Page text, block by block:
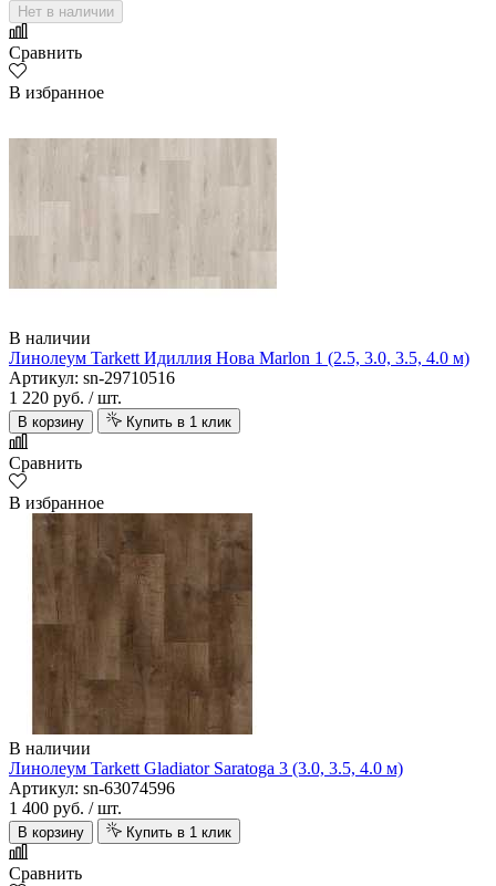
Нет в наличии
Сравнить
В избранное
В наличии
Линолеум Tarkett Идиллия Нова Marlon 1 (2.5, 3.0, 3.5, 4.0 м)
Артикул: sn-29710516
1 220 руб. / шт.
В корзину Купить в 1 клик
Сравнить
В избранное
В наличии
Линолеум Tarkett Gladiator Saratoga 3 (3.0, 3.5, 4.0 м)
Артикул: sn-63074596
1 400 руб. / шт.
В корзину Купить в 1 клик
Сравнить